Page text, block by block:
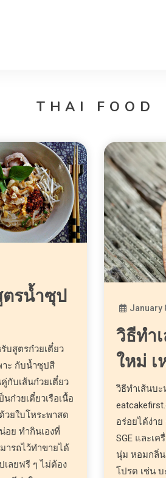
THAI FOOD
ตรน้ำซุป
บสูตรก๋วยเตี๋ยว
าะ กับน้ำซุปสี
กับเส้นก๋วยเตี๋ยว
ก๋วยเตี๋ยวเรือเนื้อ
วยใบโหระพาสด
อย ทำกินเองที่
ารถไว้ทำขายได้
เลยฟรี ๆ ไม่ต้อง
January
วิธีทำ
ใหม่
วิธีทำเส้นบ
อร่อยได้ง่า
SGE และเ
นุ่ม หอมกลิ่น
โปรด เช่น